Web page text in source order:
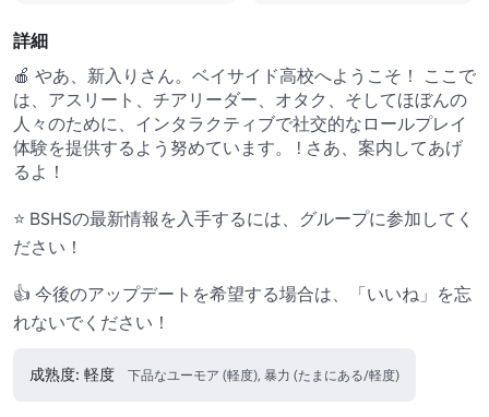
詳細
🍎 やあ、新入りさん。ベイサイド高校へようこそ！ ここで
は、アスリート、チアリーダー、オタク、そしてほぼんの
人々のために、インタラクティブで社交的なロールプレイ
体験を提供するよう努めています。 ! さあ、案内してあげ
るよ！
⭐ BSHSの最新情報を入手するには、グループに参加してく
ださい！
👍 今後のアップデートを希望する場合は、「いいね」を忘
れないでください！
成熟度: 軽度 下品なユーモア (軽度), 暴力 (たまにある/軽度)